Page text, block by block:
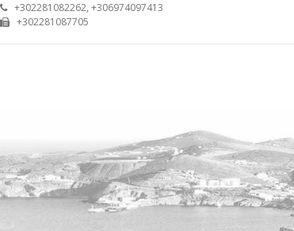
+302281082262, +306974097413
+302281087705